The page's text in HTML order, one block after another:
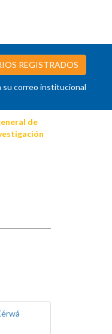
REGISTRADOS
su correo institucional
de